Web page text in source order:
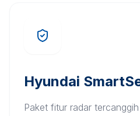
Hyundai
Paket fitur radar